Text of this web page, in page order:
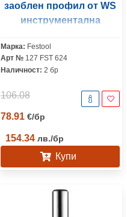
заоблен профил от WS
инструментална
42.7х13/50 мм, ф 8 мм,
HW D42
Марка: Festool
Арт № 127 FST 624
Наличност: 2 бр
106.08
78.91 €/бр
154.34 лв./бр
Купи